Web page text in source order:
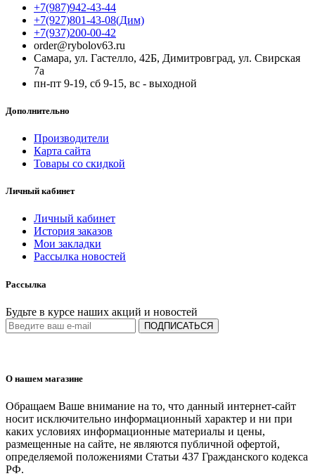
+7(987)942-43-44
+7(927)801-43-08(Дим)
+7(937)200-00-42
order@rybolov63.ru
Самара, ул. Гастелло, 42Б, Димитровград, ул. Свирская
7а
пн-пт 9-19, сб 9-15, вс - выходной
Дополнительно
Производители
Карта сайта
Товары со скидкой
Личный кабинет
Личный кабинет
История заказов
Мои закладки
Рассылка новостей
Рассылка
Будьте в курсе наших акций и новостей
ПОДПИСАТЬСЯ
О нашем магазине
Обращаем Ваше внимание на то, что данный интернет-сайт
носит исключительно информационный характер и ни при
каких условиях информационные материалы и цены,
размещенные на сайте, не являются публичной офертой,
определяемой положениями Статьи 437 Гражданского кодекса
РФ.